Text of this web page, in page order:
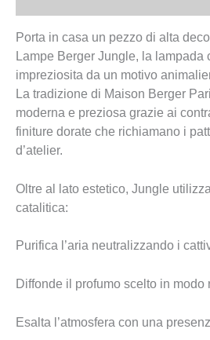
Porta in casa un pezzo di alta
Lampe Berger Jungle, la lampada
impreziosita da un motivo
La tradizione di Maison Berger
moderna e preziosa grazie ai
finiture dorate che richiamano i
d’atelier.
Oltre al lato estetico, Jungle
catalitica:
Purifica l’aria neutralizzando i
Diffonde il profumo scelto in modo
Esalta l’atmosfera con una